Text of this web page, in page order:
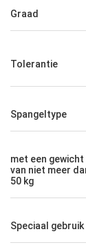
Een
Graad
Tolerantie
Spangeltype
met een gewicht
van niet meer
50 kg
Speciaal gebruik